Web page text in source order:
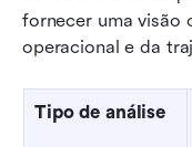
fornecer uma visão
operacional e da
Tipo de análise